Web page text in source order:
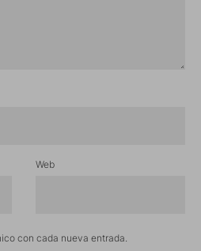
Web
con cada nueva entrada.